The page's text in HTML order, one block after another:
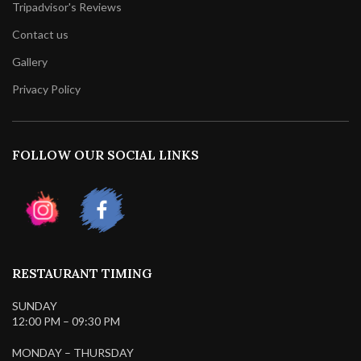
Tripadvisor's Reviews
Contact us
Gallery
Privacy Policy
FOLLOW OUR SOCIAL LINKS
RESTAURANT TIMING
SUNDAY
12:00 PM – 09:30 PM
MONDAY – THURSDAY